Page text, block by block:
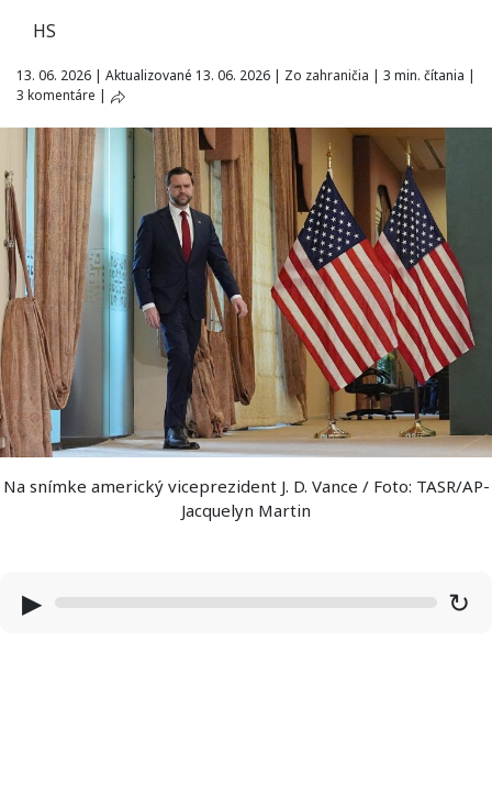
HS
13. 06. 2026 | Aktualizované 13. 06. 2026 | Zo zahraničia | 3 min. čítania |
3 komentáre |
Na snímke americký viceprezident J. D. Vance / Foto: TASR/AP-
Jacquelyn Martin
▶ ↻